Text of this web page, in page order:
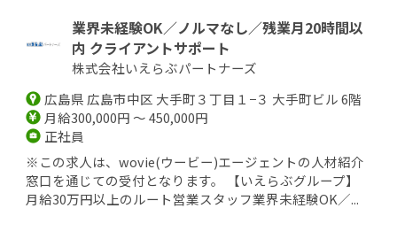
業界未経験OK／ノルマなし／残業月20時間以
内 クライアントサポート
株式会社いえらぶパートナーズ
広島県 広島市中区 大手町３丁目１−３ 大手町ビル 6階
月給300,000円 ～ 450,000円
正社員
※この求人は、wovie(ウービー)エージェントの人材紹介
窓口を通じての受付となります。 【いえらぶグループ】
月給30万円以上のルート営業スタッフ業界未経験OK／...